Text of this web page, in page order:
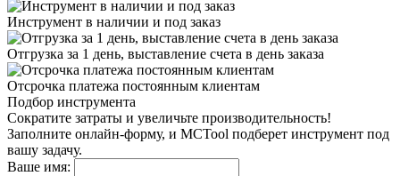
Инструмент в наличии и под заказ
Отгрузка за 1 день, выставление счета в день заказа
Отсрочка платежа постоянным клиентам
Подбор инструмента
Сократите затраты и увеличьте производительность!
Заполните онлайн-форму, и MCTool подберет инструмент под
вашу задачу.
Ваше имя: